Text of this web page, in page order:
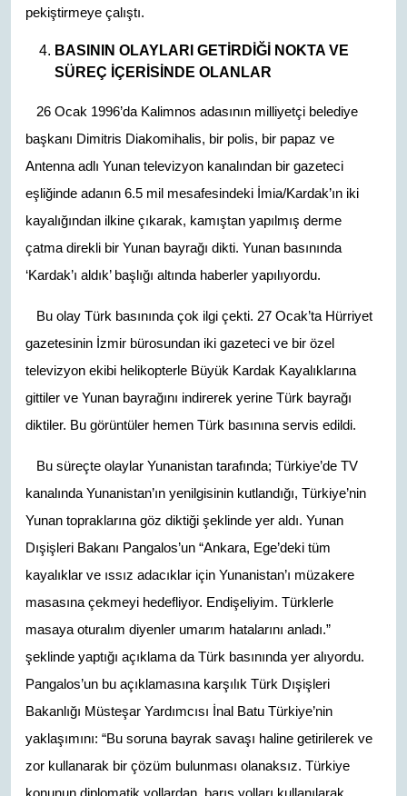
pekiştirmeye çalıştı.
BASININ OLAYLARI GETİRDİĞİ NOKTA VE
SÜREÇ İÇERİSİNDE OLANLAR
26 Ocak 1996’da Kalimnos adasının milliyetçi belediye
başkanı Dimitris Diakomihalis, bir polis, bir papaz ve
Antenna adlı Yunan televizyon kanalından bir gazeteci
eşliğinde adanın 6.5 mil mesafesindeki İmia/Kardak’ın iki
kayalığından ilkine çıkarak, kamıştan yapılmış derme
çatma direkli bir Yunan bayrağı dikti. Yunan basınında
‘Kardak’ı aldık’ başlığı altında haberler yapılıyordu.
Bu olay Türk basınında çok ilgi çekti. 27 Ocak’ta Hürriyet
gazetesinin İzmir bürosundan iki gazeteci ve bir özel
televizyon ekibi helikopterle Büyük Kardak Kayalıklarına
gittiler ve Yunan bayrağını indirerek yerine Türk bayrağı
diktiler. Bu görüntüler hemen Türk basınına servis edildi.
Bu süreçte olaylar Yunanistan tarafında; Türkiye’de TV
kanalında Yunanistan’ın yenilgisinin kutlandığı, Türkiye’nin
Yunan topraklarına göz diktiği şeklinde yer aldı. Yunan
Dışişleri Bakanı Pangalos’un “Ankara, Ege’deki tüm
kayalıklar ve ıssız adacıklar için Yunanistan’ı müzakere
masasına çekmeyi hedefliyor. Endişeliyim. Türklerle
masaya oturalım diyenler umarım hatalarını anladı.”
şeklinde yaptığı açıklama da Türk basınında yer alıyordu.
Pangalos’un bu açıklamasına karşılık Türk Dışişleri
Bakanlığı Müsteşar Yardımcısı İnal Batu Türkiye’nin
yaklaşımını: “Bu soruna bayrak savaşı haline getirilerek ve
zor kullanarak bir çözüm bulunması olanaksız. Türkiye
konunun diplomatik yollardan, barış yolları kullanılarak